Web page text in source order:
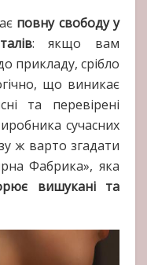
повну свободу у
: якщо вам
прикладу, срібло
що виникає
та перевірені
сучасних
ж варто згадати
Фабрика», яка
вишукані та